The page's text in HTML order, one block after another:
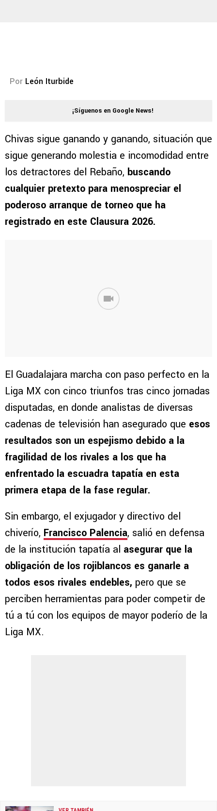
Por León Iturbide
¡Síguenos en Google News!
Chivas sigue ganando y ganando, situación que
sigue generando molestia e incomodidad entre
los detractores del Rebaño, buscando
cualquier pretexto para menospreciar el
poderoso arranque de torneo que ha
registrado en este Clausura 2026.
El Guadalajara marcha con paso perfecto en la
Liga MX con cinco triunfos tras cinco jornadas
disputadas, en donde analistas de diversas
cadenas de televisión han asegurado que esos
resultados son un espejismo debido a la
fragilidad de los rivales a los que ha
enfrentado la escuadra tapatía en esta
primera etapa de la fase regular.
Sin embargo, el exjugador y directivo del
chiverío, Francisco Palencia, salió en defensa
de la institución tapatía al asegurar que la
obligación de los rojiblancos es ganarle a
todos esos rivales endebles, pero que se
perciben herramientas para poder competir de
tú a tú con los equipos de mayor poderío de la
Liga MX.